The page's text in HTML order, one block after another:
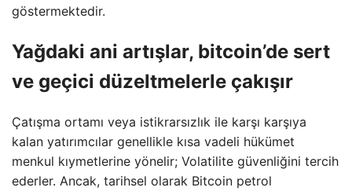
göstermektedir.
Yağdaki ani artışlar, bitcoin’de sert
ve geçici düzeltmelerle çakışır
Çatışma ortamı veya istikrarsızlık ile karşı karşıya
kalan yatırımcılar genellikle kısa vadeli hükümet
menkul kıymetlerine yönelir; Volatilite güvenliğini tercih
ederler. Ancak, tarihsel olarak Bitcoin petrol